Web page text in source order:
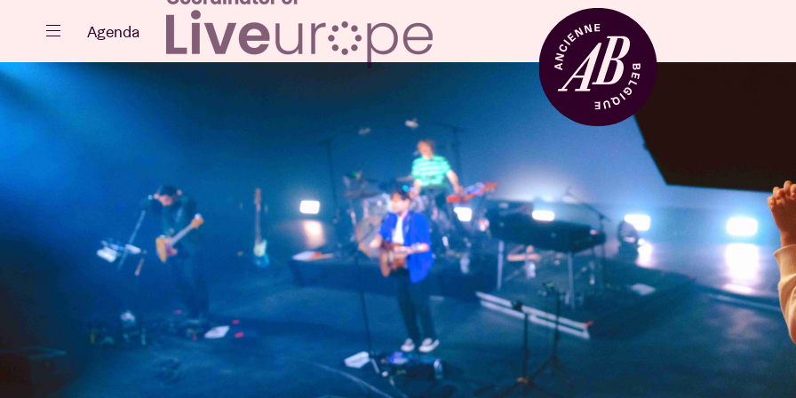
Sluiten
Agenda
Projecten
Nieuws
Zaalhuur
BRDCST
ABtv
Agenda